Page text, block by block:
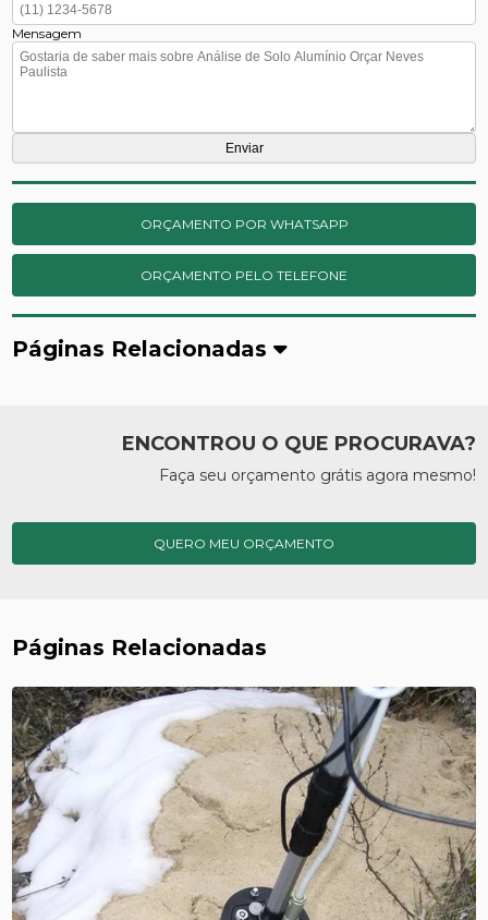
Mensagem
ORÇAMENTO POR WHATSAPP
ORÇAMENTO PELO TELEFONE
Páginas Relacionadas
ENCONTROU O QUE PROCURAVA?
Faça seu orçamento grátis agora mesmo!
QUERO MEU ORÇAMENTO
Páginas Relacionadas